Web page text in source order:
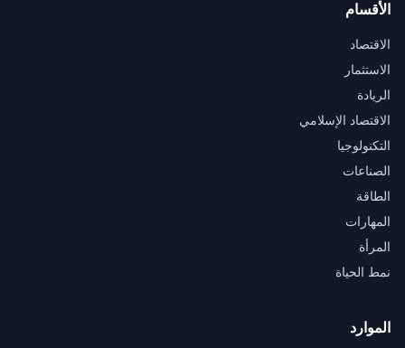
الأقسام
الاقتصاد
الاستثمار
الريادة
الاقتصاد الإسلامي
التكنولوجيا
الصناعات
الطاقة
المهارات
المرأة
نمط الحياة
الموارد